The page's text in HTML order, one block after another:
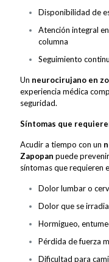
Disponibilidad de
Atención integral
columna
Seguimiento
Un neurocirujano en
experiencia médica
seguridad.
Síntomas que
Acudir a tiempo con un
Zapopan puede
síntomas que requieren
Dolor lumbar o
Dolor que se
Hormigueo,
Pérdida de fuerza
Dificultad para